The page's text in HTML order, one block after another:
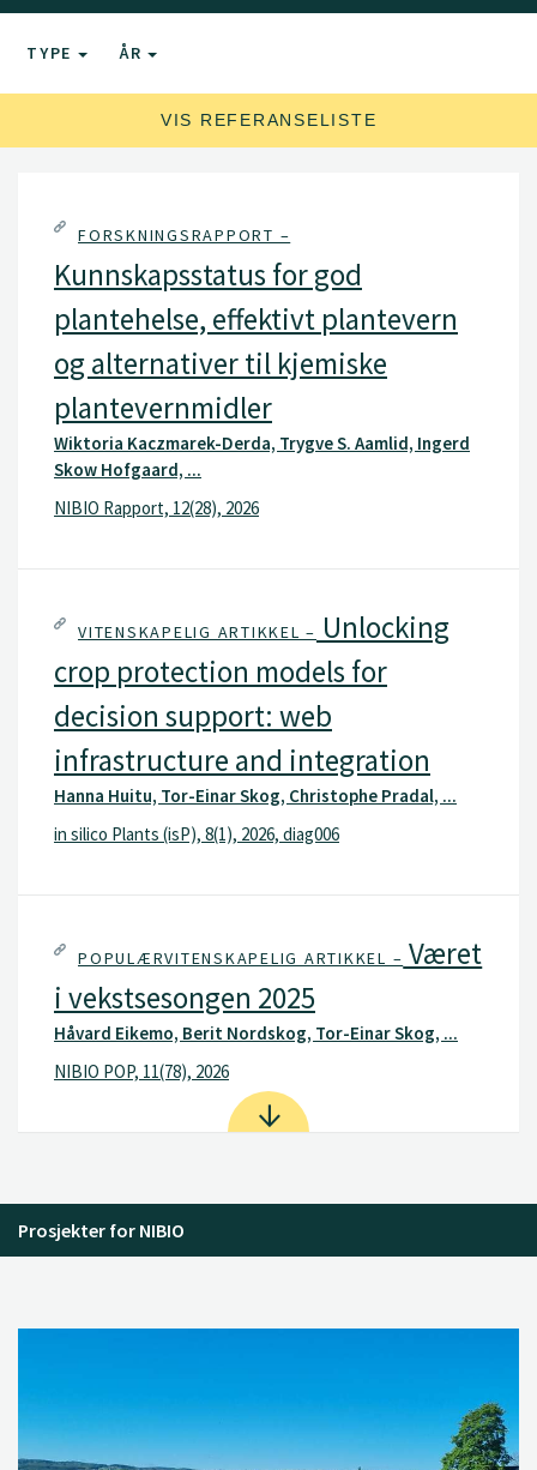
TYPE ÅR
VIS REFERANSELISTE
FORSKNINGSRAPPORT –
Kunnskapsstatus for god
plantehelse, effektivt plantevern
og alternativer til kjemiske
plantevernmidler
Wiktoria Kaczmarek-Derda, Trygve S. Aamlid, Ingerd
Skow Hofgaard, ...
NIBIO Rapport, 12(28), 2026
VITENSKAPELIG ARTIKKEL – Unlocking
crop protection models for
decision support: web
infrastructure and integration
Hanna Huitu, Tor-Einar Skog, Christophe Pradal, ...
in silico Plants (isP), 8(1), 2026, diag006
POPULÆRVITENSKAPELIG ARTIKKEL – Været
i vekstsesongen 2025
Håvard Eikemo, Berit Nordskog, Tor-Einar Skog, ...
NIBIO POP, 11(78), 2026
Prosjekter for NIBIO